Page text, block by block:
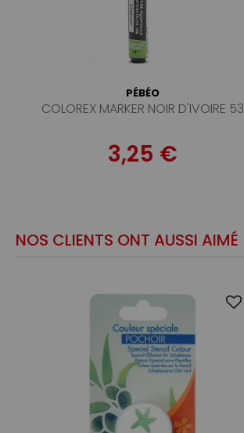
PÉBÉO
COLOREX MARKER NOIR D'IVOIRE 53
3,25 €
NOS CLIENTS ONT AUSSI AIMÉ